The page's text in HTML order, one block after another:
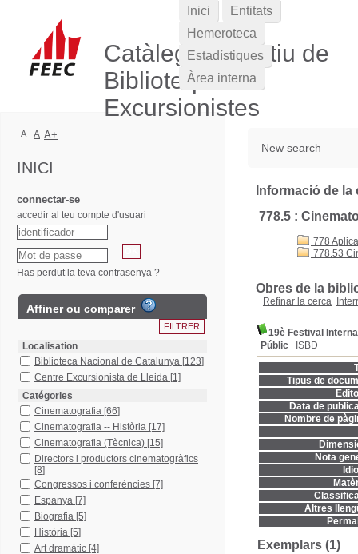
Catàleg Col·lectiu de
Biblioteques
Excursionistes
New search
Informació de
778.5 :
778
778.53
Obres de la
Refinar la cerca
19è Festival
Públic
ISBD
Tipus de
Data de
Nombre de
Nota
Altres
Exemplars (1)
Inici
Entitats
Hemeroteca
Estadístiques
Àrea interna
A- A A+
INICI
connectar-se
accedir al teu compte d'usuari
Has perdut la teva contrasenya ?
Affiner ou comparer
Localisation
Biblioteca Nacional de Catalunya [123]
Centre Excursionista de Lleida [1]
Catégories
Cinematografia [66]
Cinematografia -- Història [17]
Cinematografia (Tècnica) [15]
Directors i productors cinematogràfics
[8]
Congressos i conferències [7]
Espanya [7]
Biografia [5]
Història [5]
Art dramàtic [4]